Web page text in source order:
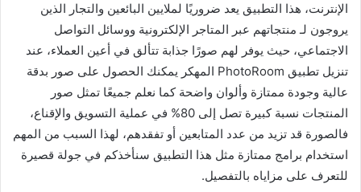
الإنترنت، هذا التطبيق يعد ضروريًا لملايين البائعين والتجار الذين
يروجون لـ منتجاتهم عبر المتاجر الإلكترونية ووسائل التواصل
الاجتماعي، حيث يوفر لهم صورًا جذابة تتألق في أعين العملاء، عند
تنزيل تطبيق PhotoRoom المهكر يمكنك الحصول على صور بدقة
عالية وجودة ممتازة وألوان واضحة كما نعلم جميعًا تمثل صور
المنتجات نسبة كبيرة تصل إلى 80% في عملية التسويق والإقناع،
فالصورة قد تزيد من عدد المتابعين أو تفقدهم، لهذا السبب من المهم
استخدام برامج ممتازة مثل هذا التطبيق سنأخذكم في جولة قصيرة
للتعرف على مزاياه بالتفصيل.